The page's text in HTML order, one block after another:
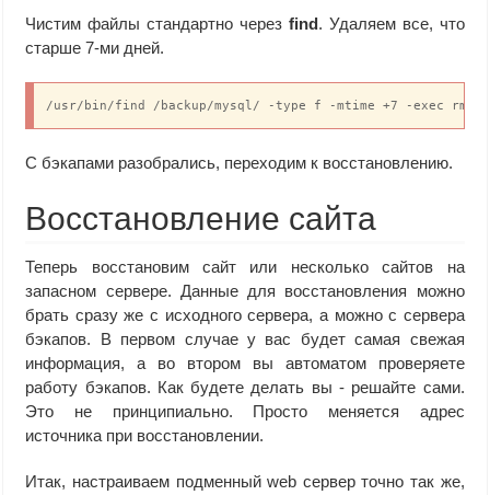
Чистим файлы стандартно через find. Удаляем все, что
старше 7-ми дней.
/usr/bin/find /backup/mysql/ -type f -mtime +7 -exec rm
С бэкапами разобрались, переходим к восстановлению.
Восстановление сайта
Теперь восстановим сайт или несколько сайтов на
запасном сервере. Данные для восстановления можно
брать сразу же с исходного сервера, а можно с сервера
бэкапов. В первом случае у вас будет самая свежая
информация, а во втором вы автоматом проверяете
работу бэкапов. Как будете делать вы - решайте сами.
Это не принципиально. Просто меняется адрес
источника при восстановлении.
Итак, настраиваем подменный web сервер точно так же,